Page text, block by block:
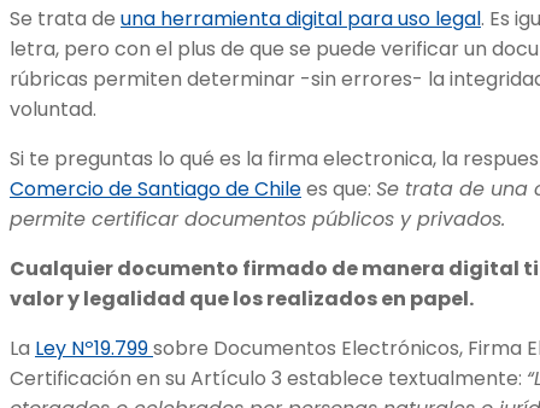
Se trata de una herramienta digital para uso legal. Es
letra, pero con el plus de que se puede verificar un
rúbricas permiten determinar -sin errores- la
voluntad.
Si te preguntas lo qué es la firma electronica, la
Comercio de Santiago de Chilees que: Se trata de una
permite certificar documentos públicos y privados.
Cualquier documento firmado de manera digital
valor y legalidad que los realizados en papel.
La Ley Nº19.799sobre Documentos Electrónicos, Firma
Certificación en su Artículo 3 establece textualmente: